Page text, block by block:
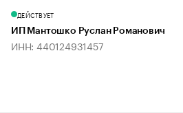
ДЕЙСТВУЕТ
ИП Мантошко Руслан Романович
ИНН: 440124931457